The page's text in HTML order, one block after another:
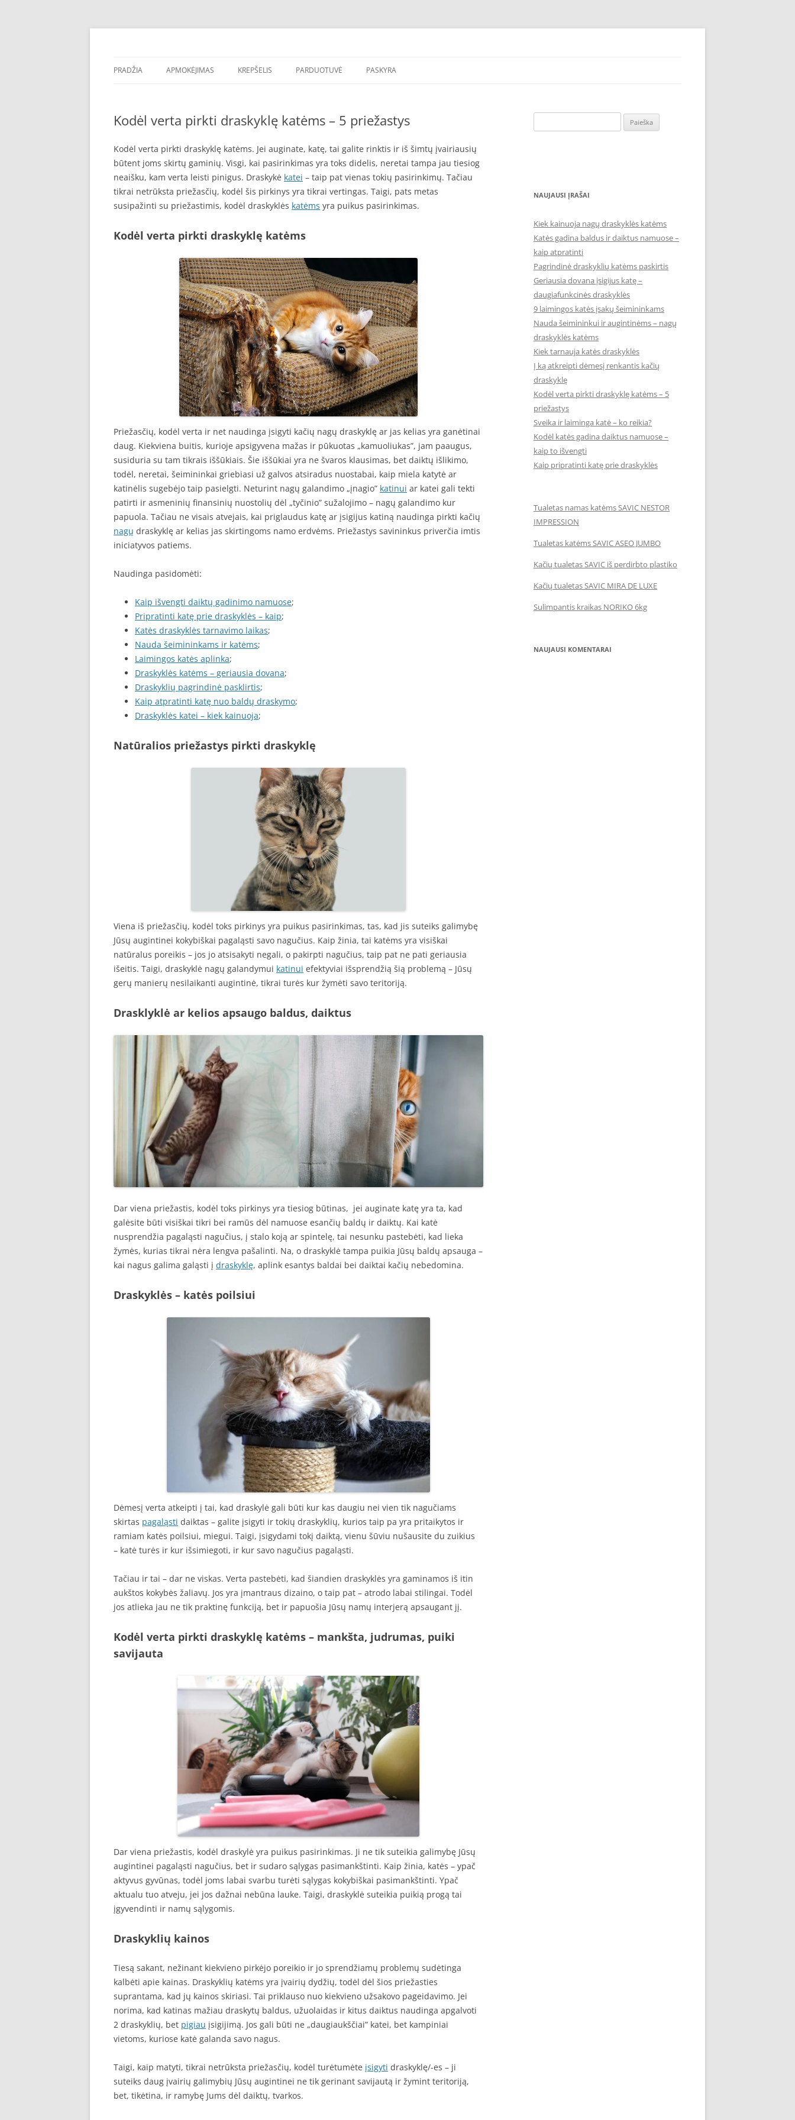
Pereiti
garantija pigiau – DraskyklesKatems.lt!
PRADŽIA APMOKĖJIMAS KREPŠELIS PARDUOTUVĖ PASKYRA
Kodėl verta pirkti draskyklę katėms – 5 priežastys
Kodėl verta pirkti draskyklę katėms. Jei auginate, katę, tai galite rinktis ir iš šimtų įvairiausių
būtent joms skirtų gaminių. Visgi, kai pasirinkimas yra toks didelis, neretai tampa jau tiesiog
neaišku, kam verta leisti pinigus. Draskykė katei – taip pat vienas tokių pasirinkimų. Tačiau
tikrai netrūksta priežasčių, kodėl šis pirkinys yra tikrai vertingas. Taigi, pats metas
susipažinti su priežastimis, kodėl draskyklės katėms yra puikus pasirinkimas.
Kodėl verta pirkti draskyklę katėms
Priežasčių, kodėl verta ir net naudinga įsigyti kačių nagų draskyklę ar jas kelias yra ganėtinai
daug. Kiekviena buitis, kurioje apsigyvena mažas ir pūkuotas „kamuoliukas”, jam paaugus,
susiduria su tam tikrais iššūkiais. Šie iššūkiai yra ne švaros klausimas, bet daiktų išlikimo,
todėl, neretai, šeimininkai griebiasi už galvos atsiradus nuostabai, kaip miela katytė ar
katinėlis sugebėjo taip pasielgti. Neturint nagų galandimo „įnagio” katinui ar katei gali tekti
patirti ir asmeninių finansinių nuostolių dėl „tyčinio” sužalojimo – nagų galandimo kur
papuola. Tačiau ne visais atvejais, kai priglaudus katę ar įsigijus katiną naudinga pirkti kačių
nagų draskyklę ar kelias jas skirtingoms namo erdvėms. Priežastys savininkus priverčia imtis
iniciatyvos patiems.
Naudinga pasidomėti:
Kaip išvengti daiktų gadinimo namuose;
Pripratinti katę prie draskyklės – kaip;
Katės draskyklės tarnavimo laikas;
Nauda šeimininkams ir katėms;
Laimingos katės aplinka;
Draskyklės katėms – geriausia dovana;
Draskyklių pagrindinė pasklirtis;
Kaip atpratinti katę nuo baldų draskymo;
Draskyklės katei – kiek kainuoja;
Natūralios priežastys pirkti draskyklę
Viena iš priežasčių, kodėl toks pirkinys yra puikus pasirinkimas, tas, kad jis suteiks galimybę
Jūsų augintinei kokybiškai pagaląsti savo nagučius. Kaip žinia, tai katėms yra visiškai
natūralus poreikis – jos jo atsisakyti negali, o pakirpti nagučius, taip pat ne pati geriausia
išeitis. Taigi, draskyklė nagų galandymui katinui efektyviai išsprendžią šią problemą – Jūsų
gerų manierų nesilaikanti augintinė, tikrai turės kur žymėti savo teritoriją.
Drasklyklė ar kelios apsaugo baldus, daiktus
Dar viena priežastis, kodėl toks pirkinys yra tiesiog būtinas, jei auginate katę yra ta, kad
galėsite būti visiškai tikri bei ramūs dėl namuose esančių baldų ir daiktų. Kai katė
nusprendžia pagaląsti nagučius, į stalo koją ar spintelę, tai nesunku pastebėti, kad lieka
žymės, kurias tikrai nėra lengva pašalinti. Na, o draskyklė tampa puikia Jūsų baldų apsauga –
kai nagus galima galąsti į draskyklę, aplink esantys baldai bei daiktai kačių nebedomina.
Draskyklės – katės poilsiui
Dėmesį verta atkeipti į tai, kad draskylė gali būti kur kas daugiu nei vien tik nagučiams
skirtas pagaląsti daiktas – galite įsigyti ir tokių draskyklių, kurios taip pa yra pritaikytos ir
ramiam katės poilsiui, miegui. Taigi, įsigydami tokį daiktą, vienu šūviu nušausite du zuikius
– katė turės ir kur išsimiegoti, ir kur savo nagučius pagaląsti.
Tačiau ir tai – dar ne viskas. Verta pastebėti, kad šiandien draskyklės yra gaminamos iš itin
aukštos kokybės žaliavų. Jos yra įmantraus dizaino, o taip pat – atrodo labai stilingai. Todėl
jos atlieka jau ne tik praktinę funkciją, bet ir papuošia Jūsų namų interjerą apsaugant jį.
Kodėl verta pirkti draskyklę katėms – mankšta, judrumas, puiki
savijauta
Dar viena priežastis, kodėl draskylė yra puikus pasirinkimas. Ji ne tik suteikia galimybę Jūsų
augintinei pagaląsti nagučius, bet ir sudaro sąlygas pasimankštinti. Kaip žinia, katės – ypač
aktyvus gyvūnas, todėl joms labai svarbu turėti sąlygas kokybiškai pasimankštinti. Ypač
aktualu tuo atveju, jei jos dažnai nebūna lauke. Taigi, draskyklė suteikia puikią progą tai
įgyvendinti ir namų sąlygomis.
Draskyklių kainos
Tiesą sakant, nežinant kiekvieno pirkėjo poreikio ir jo sprendžiamų problemų sudėtinga
kalbėti apie kainas. Draskyklių katėms yra įvairių dydžių, todėl dėl šios priežasties
suprantama, kad jų kainos skiriasi. Tai priklauso nuo kiekvieno užsakovo pageidavimo. Jei
norima, kad katinas mažiau draskytų baldus, užuolaidas ir kitus daiktus naudinga apgalvoti
2 draskyklių, bet pigiau įsigijimą. Jos gali būti ne „daugiaukščiai” katei, bet kampiniai
vietoms, kuriose katė galanda savo nagus.
Taigi, kaip matyti, tikrai netrūksta priežasčių, kodėl turėtumėte įsigyti draskyklę/-es – ji
suteiks daug įvairių galimybių Jūsų augintinei ne tik gerinant savijautą ir žymint teritoriją,
bet, tikėtina, ir ramybę Jums dėl daiktų, tvarkos.
NAUJAUSI ĮRAŠAI
Kiek kainuoja nagų draskyklės katėms
Katės gadina baldus ir daiktus namuose –
kaip atpratinti
Pagrindinė draskyklių katėms paskirtis
Geriausia dovana įsigijus katę –
daugiafunkcinės draskyklės
9 laimingos katės įsakų šeimininkams
Nauda šeimininkui ir augintinėms – nagų
draskyklės katėms
Kiek tarnauja katės draskyklės
Į ką atkreipti dėmesį renkantis kačių
draskyklę
Kodėl verta pirkti draskyklę katėms – 5
priežastys
Sveika ir laiminga katė – ko reikia?
Kodėl katės gadina daiktus namuose –
kaip to išvengti
Kaip pripratinti katę prie draskyklės
Tualetas namas katėms SAVIC NESTOR
IMPRESSION
Tualetas katėms SAVIC ASEO JUMBO
Kačių tualetas SAVIC iš perdirbto plastiko
Kačių tualetas SAVIC MIRA DE LUXE
Sulimpantis kraikas NORIKO 6kg
NAUJAUSI KOMENTARAI